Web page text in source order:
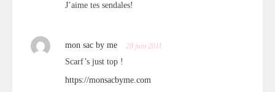
J’aime tes sendales!
mon sac by me 28 juin 2011
Scarf’s just top !
https://monsacbyme.com